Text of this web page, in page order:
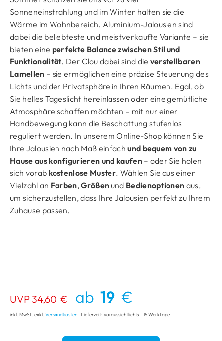
Sonneneinstrahlung und im Winter halten sie die
Wärme im Wohnbereich. Aluminium-Jalousien sind
dabei die beliebteste und meistverkaufte Variante – sie
bieten eine perfekte Balance zwischen Stil und
Funktionalität. Der Clou dabei sind die verstellbaren
Lamellen – sie ermöglichen eine präzise Steuerung des
Lichts und der Privatsphäre in Ihren Räumen. Egal, ob
Sie helles Tageslicht hereinlassen oder eine gemütliche
Atmosphäre schaffen möchten – mit nur einer
Handbewegung kann die Beschattung stufenlos
reguliert werden. In unserem Online-Shop können Sie
Ihre Jalousien nach Maß einfachund bequem von zu
Hause aus konfigurieren und kaufen– oder Sie holen
sich vorab kostenlose Muster. Wählen Sie aus einer
Vielzahl an Farben,Größen und Bedienoptionen aus,
um sicherzustellen, dass Ihre Jalousien perfekt zu Ihrem
Zuhause passen.
UVP34,60€ ab 19 €
inkl. MwSt. exkl. Versandkosten | Lieferzeit: voraussichtlich 5 – 15 Werktage